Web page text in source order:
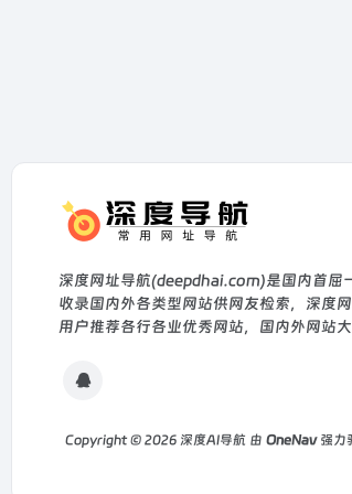
深度网址导航(deepdhai.com)是国内首屈
收录国内外各类型网站供网友检索，深度
用户推荐各行各业优秀网站，国内外网站大
Copyright © 2026 深度AI导航 由 OneNav 强力